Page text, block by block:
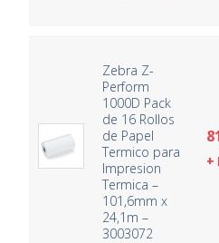
Zebra Z-
Perform
1000D Pack
de 16 Rollos
de Papel
Termico para
Impresion
Termica –
101,6mm x
24,1m –
3003072
+